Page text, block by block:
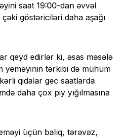
saat 19:00-dan əvvəl
göstəriciləri daha aşağı
qeyd edirlər ki, əsas məsələ
yeməyinin tərkibi də mühüm
qidalar gec saatlarda
daha çox piy yığılmasına
üçün balıq, tərəvəz,